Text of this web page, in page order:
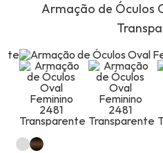
Armação de Óculos